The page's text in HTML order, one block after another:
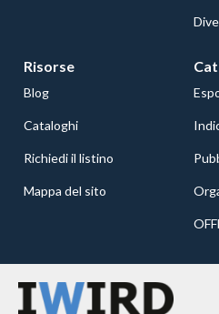
Risorse
Blog
Cataloghi
Richiedi il listino
Mappa del sito